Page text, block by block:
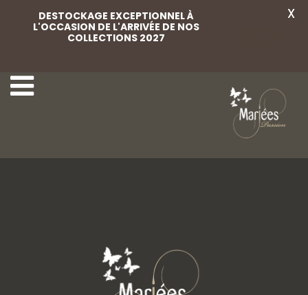
DESTOCKAGE EXCEPTIONNEL À
L'OCCASION DE L'ARRIVÉE DE NOS
COLLECTIONS 2027
X